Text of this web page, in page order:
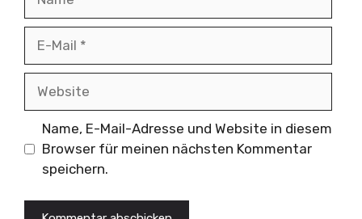
Name, E-Mail-Adresse und Website in diesem
Browser für meinen nächsten Kommentar
speichern.